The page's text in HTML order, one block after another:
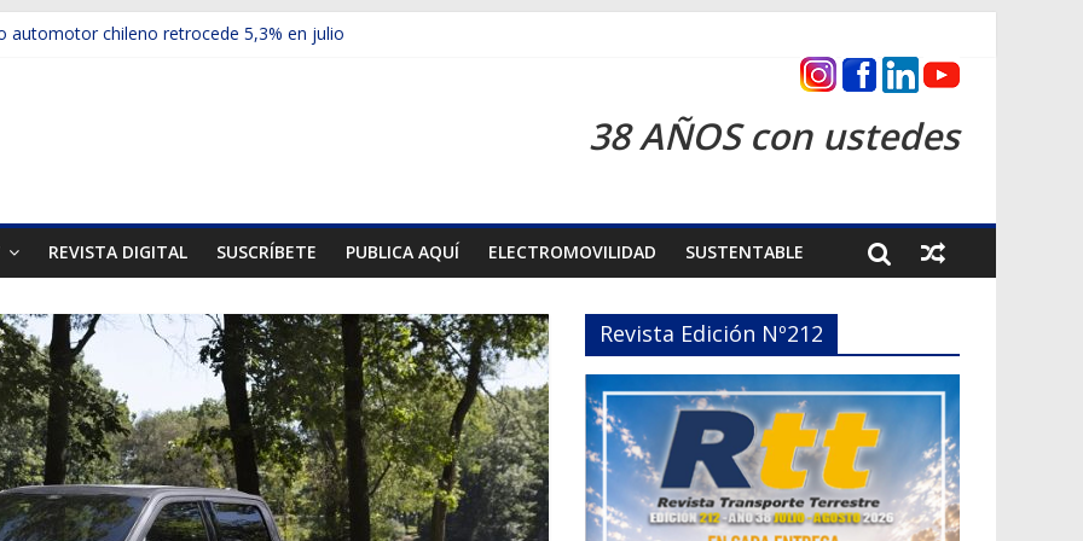
automotor chileno retrocede 5,3% en julio
presentó la recién estrenada Bolden en la Expo Compras Públicas 2026
mercado internacional en lanzar la nueva Maxus T70
38 AÑOS con ustedes
REVISTA DIGITAL SUSCRÍBETE PUBLICA AQUÍ ELECTROMOVILIDAD SUSTENTABLE
Revista Edición Nº212